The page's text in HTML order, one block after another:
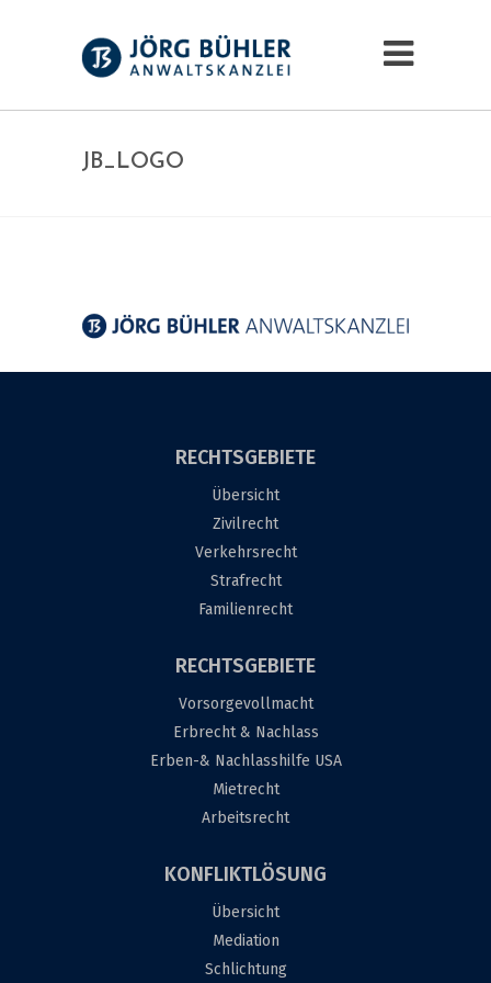
JB_LOGO
RECHTSGEBIETE
Übersicht
Zivilrecht
Verkehrsrecht
Strafrecht
Familienrecht
RECHTSGEBIETE
Vorsorgevollmacht
Erbrecht & Nachlass
Erben-& Nachlasshilfe USA
Mietrecht
Arbeitsrecht
KONFLIKTLÖSUNG
Übersicht
Mediation
Schlichtung